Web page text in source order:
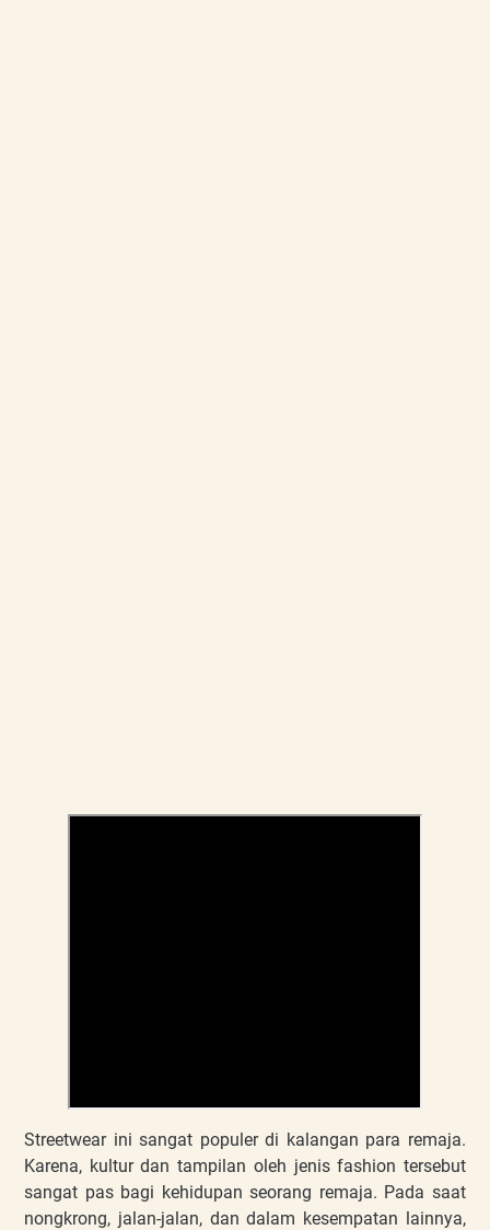
Streetwear ini sangat populer di kalangan para remaja.
Karena, kultur dan tampilan oleh jenis fashion tersebut
sangat pas bagi kehidupan seorang remaja. Pada saat
nongkrong, jalan-jalan, dan dalam kesempatan lainnya,